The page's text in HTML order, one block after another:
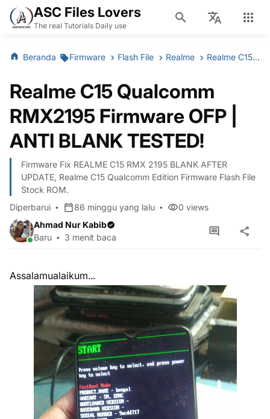
ASC Files Lovers
The real Tutorials Daily use
Beranda Firmware Flash File Realme Realme C15 Qualcomm RMX2195 Firmware OFP | ANTI BLANK TESTED!
Realme C15 Qualcomm
RMX2195 Firmware OFP |
ANTI BLANK TESTED!
Firmware Fix REALME C15 RMX 2195 BLANK AFTER
UPDATE, Realme C15 Qualcomm Edition Firmware Flash File
Stock ROM.
Diperbarui
86 minggu yang lalu 0 views
Ahmad Nur Kabib
Baru
3 menit baca
Assalamualaikum...